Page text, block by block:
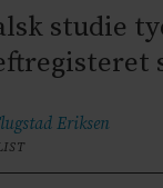
studie
Eriksen